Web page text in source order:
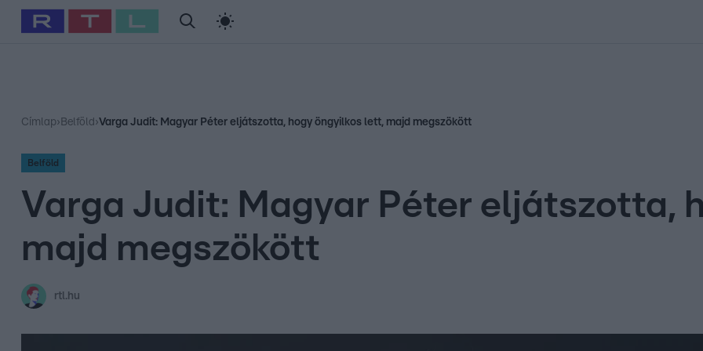
Babits Marcella Szellő István Most Wanted
Címlap› Belföld ›Varga Judit: Magyar Péter eljátszotta, hogy öngyilkos lett, majd megszökött
Belföld
Varga Judit: Magyar Péter eljátszotta,
majd megszökött
rtl.hu